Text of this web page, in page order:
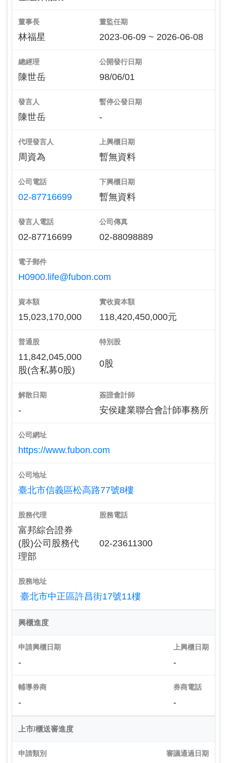
董事長
林福星
董監任期
2023-06-09 ~ 2026-06-08
總經理
陳世岳
公開發行日期
98/06/01
發言人
陳世岳
暫停公發日期
-
代理發言人
周資為
上興櫃日期
暫無資料
公司電話
02-87716699
下興櫃日期
暫無資料
發言人電話
02-87716699
公司傳真
02-88098889
電子郵件
H0900.life@fubon.com
資本額
15,023,170,000
實收資本額
118,420,450,000元
普通股
11,842,045,000
股(含私募0股)
特別股
0股
解散日期
-
簽證會計師
安侯建業聯合會計師事務所
公司網址
https://www.fubon.com
公司地址
臺北市信義區松高路77號8樓
股務代理
富邦綜合證券
(股)公司股務代
理部
股務電話
02-23611300
股務地址
臺北市中正區許昌街17號11樓
興櫃進度
申請興櫃日期
-
上興櫃日期
-
輔導券商
-
券商電話
-
上市/櫃送審進度
申請類別 審議通過日期